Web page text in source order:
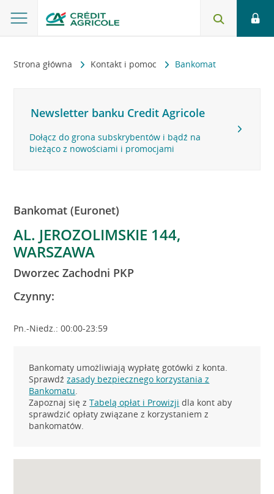
Strona główna Kontakt i pomoc Bankomat
Newsletter banku Credit Agricole
Dołącz do grona subskrybentów i bądź na
bieżąco z nowościami i promocjami
Bankomat (Euronet)
AL. JEROZOLIMSKIE 144,
WARSZAWA
Dworzec Zachodni PKP
Czynny:
Pn.-Niedz.: 00:00-23:59
Bankomaty umożliwiają wypłatę gotówki z konta.
Sprawdźzasady bezpiecznego korzystania z
Bankomatu.
Zapoznaj się zTabelą opłat i Prowizji dla kont aby
sprawdzić opłaty związane z korzystaniem z
bankomatów.